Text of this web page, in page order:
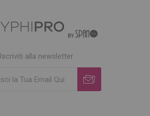
Iscriviti alla newsletter